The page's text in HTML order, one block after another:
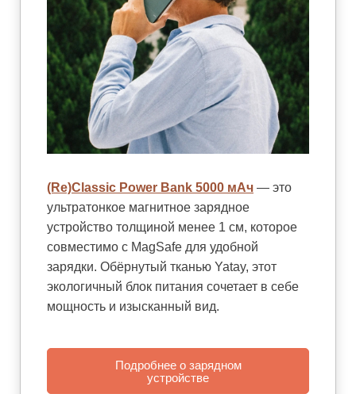
(Re)Classic Power Bank 5000 мАч — это
ультратонкое магнитное зарядное
устройство толщиной менее 1 см, которое
совместимо с MagSafe для удобной
зарядки. Обёрнутый тканью Yatay, этот
экологичный блок питания сочетает в себе
мощность и изысканный вид.
Подробнее о зарядном
устройстве